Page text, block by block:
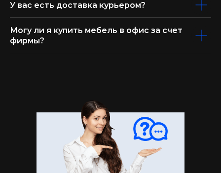
У вас есть доставка курьером?
Могу ли я купить мебель в офис за счет
фирмы?